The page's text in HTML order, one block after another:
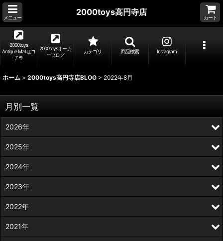
メニュー
2000toys高円寺店
カート
2000toys
Antique Mall はコ
チラ
2000toysオーナ
ーブログ
カテゴリ 商品検索 Instagram
ホーム > 2000toys高円寺店BLOG > 2022年8月
月別一覧
2026年
2025年
2024年
2023年
2022年
2021年